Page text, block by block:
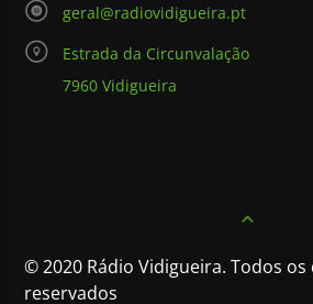
geral@radiovidigueira.pt
Estrada da Circunvalação
7960 Vidigueira
© 2020 Rádio Vidigueira. Todos
reservados